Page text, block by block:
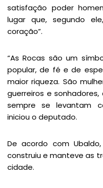
satisfação poder
lugar que, segundo
coração”.
“As Rocas são um
popular, de fé e de
maior riqueza. São
guerreiros e
sempre se levantam
iniciou o deputado.
De acordo com
construiu e manteve as
cidade.